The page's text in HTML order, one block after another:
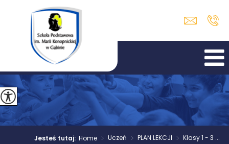
Jesteś tutaj:Home > Uczeń > PLAN LEKCJI > Klasy 1 - 3 ...